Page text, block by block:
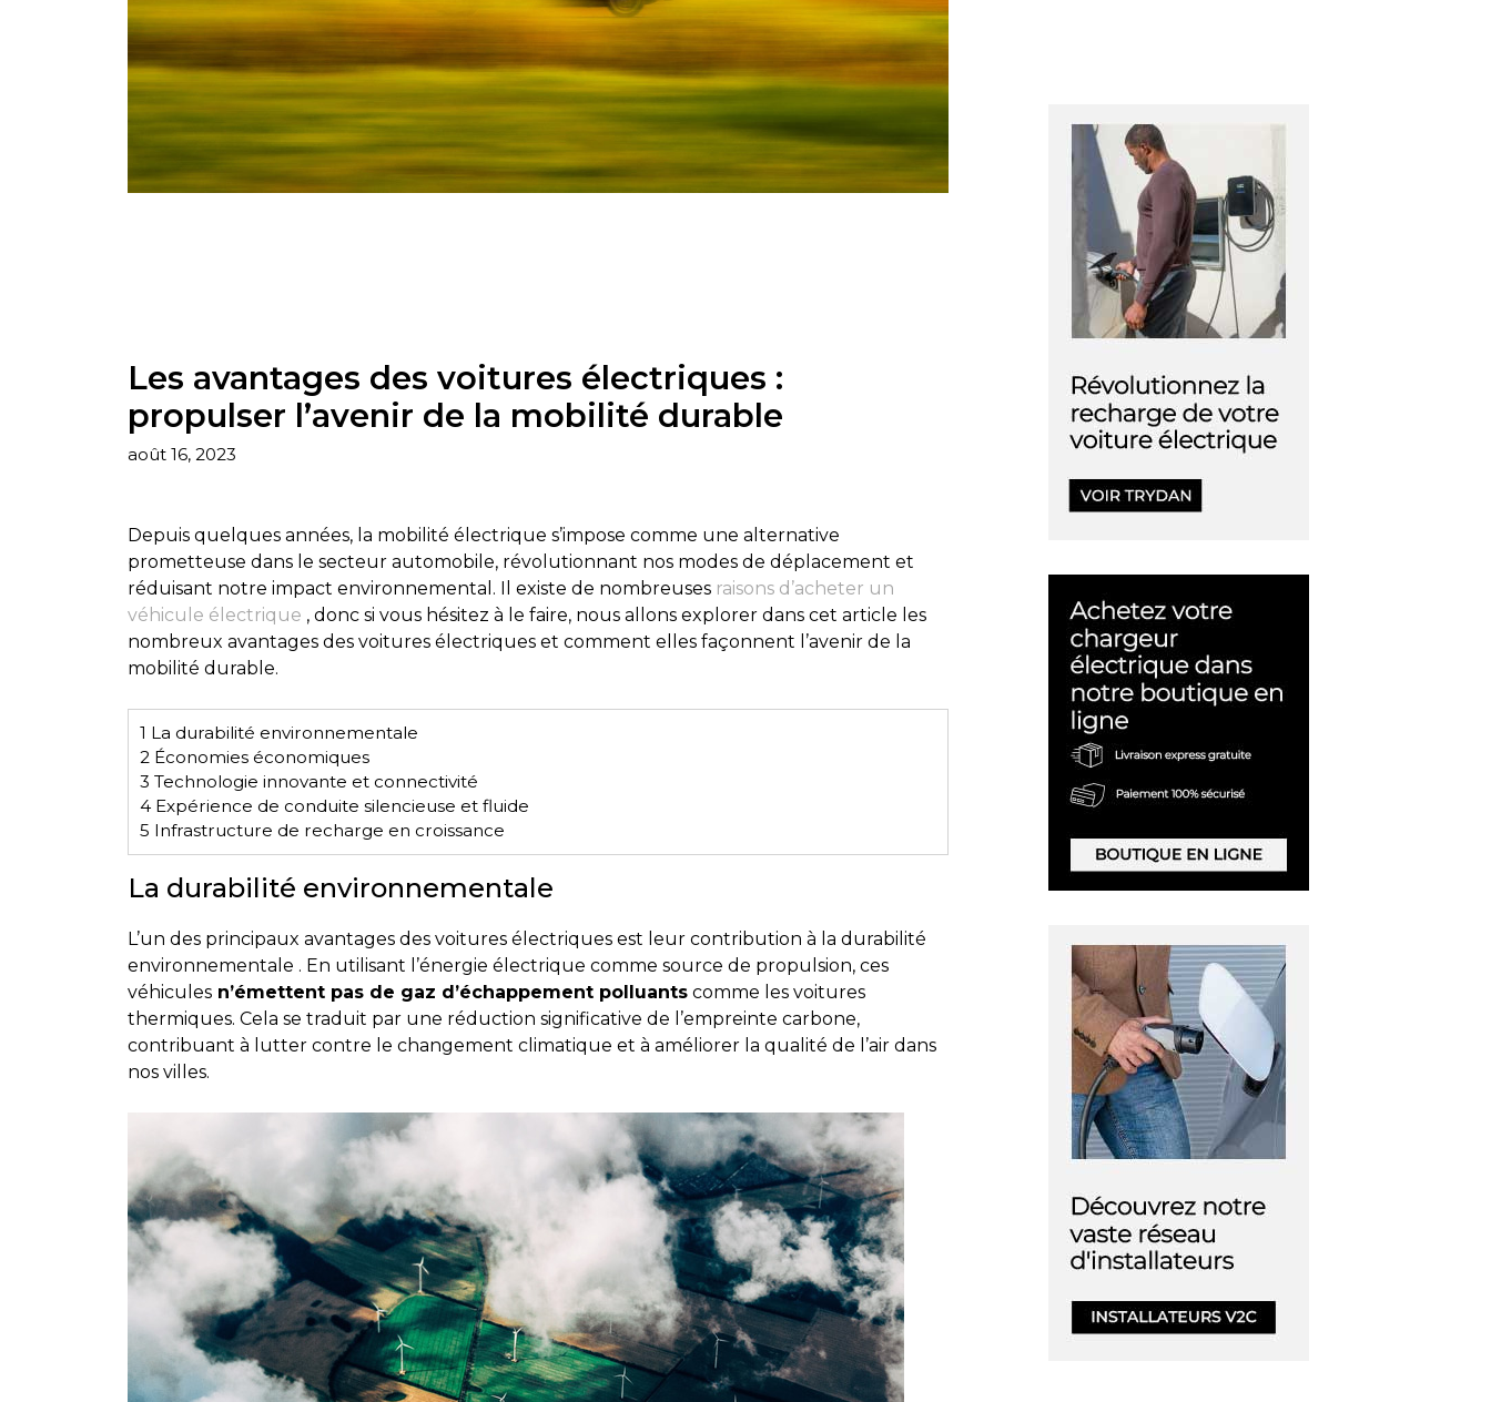
Les avantages des voitures électriques :
propulser l’avenir de la mobilité durable
août 16, 2023
Depuis quelques années, la mobilité électrique s’impose comme une alternative
prometteuse dans le secteur automobile, révolutionnant nos modes de déplacement et
réduisant notre impact environnemental. Il existe de nombreuses raisons d’acheter un
véhicule électrique , donc si vous hésitez à le faire, nous allons explorer dans cet article les
nombreux avantages des voitures électriques et comment elles façonnent l’avenir de la
mobilité durable.
1 La durabilité environnementale
2Économies économiques
3 Technologie innovante et connectivité
4Expérience de conduite silencieuse et fluide
5 Infrastructure de recharge en croissance
La durabilité environnementale
L’un des principaux avantages des voitures électriques est leur contribution à la durabilité
environnementale . En utilisant l’énergie électrique comme source de propulsion, ces
véhiculesn’émettent pas de gaz d’échappement polluantscomme les voitures
thermiques. Cela se traduit par une réduction significative de l’empreinte carbone,
contribuant à lutter contre le changement climatique et à améliorer la qualité de l’air dans
nos villes.